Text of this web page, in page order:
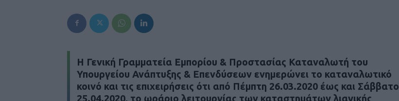
Η Γενική Γραμματεία Εμπορίου & Προστασίας Καταναλωτή του
Υπουργείου Ανάπτυξης & Επενδύσεων ενημερώνει το καταναλωτικό
κοινό και τις επιχειρήσεις ότι από Πέμπτη 26.03.2020 έως και Σάββατο
25.04.2020, το ωράριο λειτουργίας των καταστημάτων λιανικής